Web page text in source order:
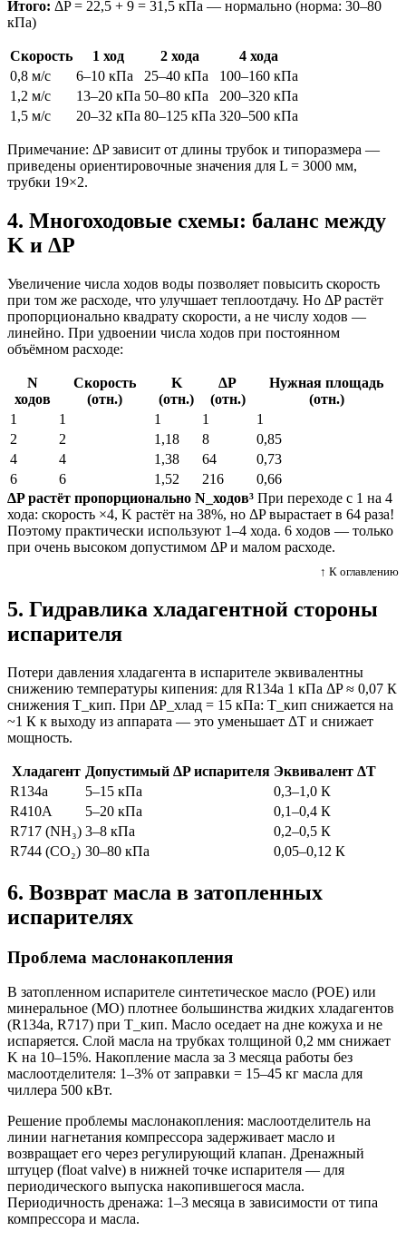
Итого: ΔP = 22,5 + 9 = 31,5 кПа — нормально (норма: 30–80
кПа)
Скорость 1 ход 2 хода
4 хода
0,8 м/с
6–10 кПа 25–40 кПа
100–160 кПа
1,2 м/с
13–20 кПа 50–80 кПа
200–320 кПа
1,5 м/с
20–32 кПа 80–125 кПа 320–500 кПа
Примечание: ΔP зависит от длины трубок и типоразмера —
приведены ориентировочные значения для L = 3000 мм,
трубки 19×2.
4. Многоходовые схемы: баланс между
K и ΔP
Увеличение числа ходов воды позволяет повысить скорость
при том же расходе, что улучшает теплоотдачу. Но ΔP растёт
пропорционально квадрату скорости, а не числу ходов —
линейно. При удвоении числа ходов при постоянном
объёмном расходе:
N
ходов
Скорость
(отн.)
K
(отн.)
ΔP
(отн.)
Нужная площадь
(отн.)
1
1 1 1
1
2
2 1,18 8
0,85
4
4 1,38 64
0,73
6
6 1,52 216
0,66
ΔP растёт пропорционально N_ходов³ При переходе с 1 на 4
хода: скорость ×4, K растёт на 38%, но ΔP вырастает в 64 раза!
Поэтому практически используют 1–4 хода. 6 ходов — только
при очень высоком допустимом ΔP и малом расходе.
↑ К оглавлению
5. Гидравлика хладагентной стороны
испарителя
Потери давления хладагента в испарителе эквивалентны
снижению температуры кипения: для R134a 1 кПа ΔP ≈ 0,07 К
снижения T_кип. При ΔP_хлад = 15 кПа: T_кип снижается на
~1 К к выходу из аппарата — это уменьшает ΔT и снижает
мощность.
Хладагент Допустимый ΔP испарителя Эквивалент ΔT
R134a
5–15 кПа
0,3–1,0 К
R410A
5–20 кПа
0,1–0,4 К
R717 (NH₃) 3–8 кПа
0,2–0,5 К
R744 (CO₂) 30–80 кПа 0,05–0,12 К
6. Возврат масла в затопленных
испарителях
Проблема маслонакопления
В затопленном испарителе синтетическое масло (POE) или
минеральное (MO) плотнее большинства жидких хладагентов
(R134a, R717) при T_кип. Масло оседает на дне кожуха и не
испаряется. Слой масла на трубках толщиной 0,2 мм снижает
K на 10–15%. Накопление масла за 3 месяца работы без
маслоотделителя: 1–3% от заправки = 15–45 кг масла для
чиллера 500 кВт.
Решение проблемы маслонакопления: маслоотделитель на
линии нагнетания компрессора задерживает масло и
возвращает его через регулирующий клапан. Дренажный
штуцер (float valve) в нижней точке испарителя — для
периодического выпуска накопившегося масла.
Периодичность дренажа: 1–3 месяца в зависимости от типа
компрессора и масла.